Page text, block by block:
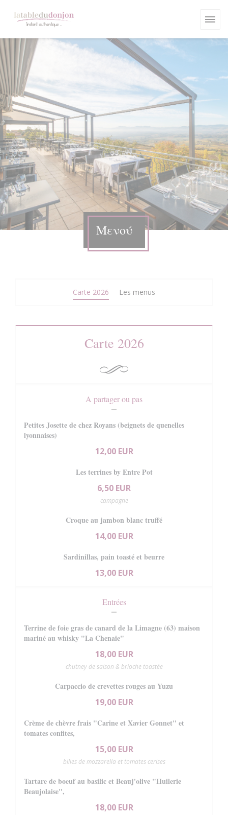
Μενού
Carte 2026 Les menus
Carte 2026
A partager ou pas
Petites Josette de chez Royans (beignets de quenelles
lyonnaises)
12,00 EUR
Les terrines by Entre Pot
6,50 EUR
campagne
Croque au jambon blanc truffé
14,00 EUR
Sardinillas, pain toasté et beurre
13,00 EUR
Entrées
Terrine de foie gras de canard de la Limagne (63) maison
mariné au whisky "La Chenaie"
18,00 EUR
chutney de saison & brioche toastée
Carpaccio de crevettes rouges au Yuzu
19,00 EUR
Crème de chèvre frais "Carine et Xavier Gonnet" et
tomates confites,
15,00 EUR
billes de mozzarella et tomates cerises
Tartare de boeuf au basilic et Beauj'olive "Huilerie
Beaujolaise",
18,00 EUR